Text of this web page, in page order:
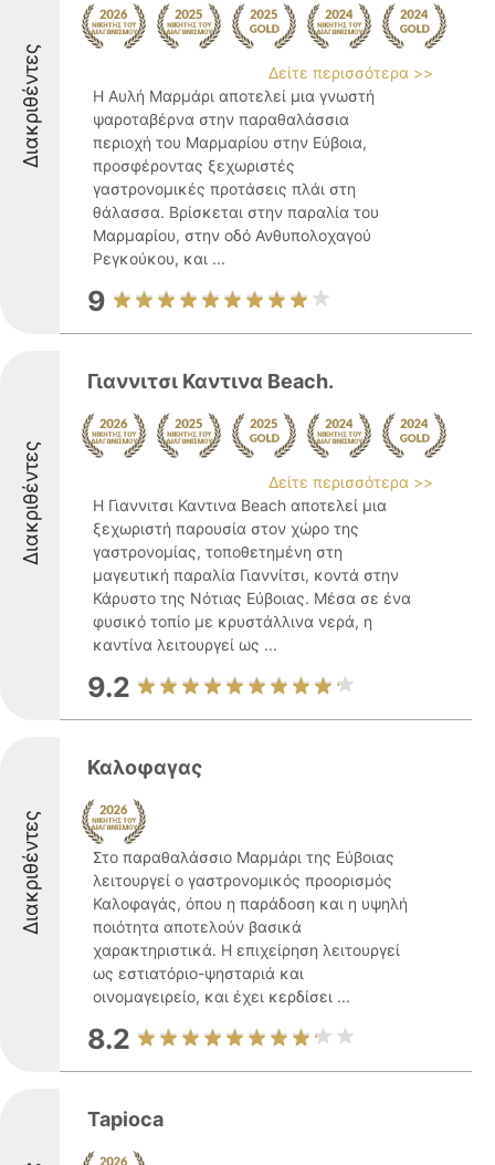
Διακριθέντες
Δείτε περισσότερα >>
Η Αυλή Μαρμάρι αποτελεί μια γνωστή
ψαροταβέρνα στην παραθαλάσσια
περιοχή του Μαρμαρίου στην Εύβοια,
προσφέροντας ξεχωριστές
γαστρονομικές προτάσεις πλάι στη
θάλασσα. Βρίσκεται στην παραλία του
Μαρμαρίου, στην οδό Ανθυπολοχαγού
Ρεγκούκου, και ...
9
Διακριθέντες
Γιαννιτσι Καντινα Βeach.
Δείτε περισσότερα >>
Η Γιαννιτσι Καντινα Beach αποτελεί μια
ξεχωριστή παρουσία στον χώρο της
γαστρονομίας, τοποθετημένη στη
μαγευτική παραλία Γιαννίτσι, κοντά στην
Κάρυστο της Νότιας Εύβοιας. Μέσα σε ένα
φυσικό τοπίο με κρυστάλλινα νερά, η
καντίνα λειτουργεί ως ...
9.2
Διακριθέντες
Καλοφαγας
Στο παραθαλάσσιο Μαρμάρι της Εύβοιας
λειτουργεί ο γαστρονομικός προορισμός
Καλοφαγάς, όπου η παράδοση και η υψηλή
ποιότητα αποτελούν βασικά
χαρακτηριστικά. Η επιχείρηση λειτουργεί
ως εστιατόριο-ψησταριά και
οινομαγειρείο, και έχει κερδίσει ...
8.2
Tapioca